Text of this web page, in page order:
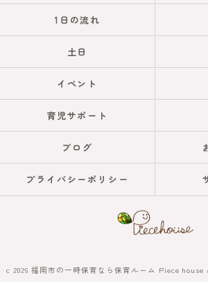
1日の流れ
土日
イベント
育児サポート
ブログ
プライバシーポリシー
c 2026 福岡市の一時保育なら保育ルーム Piece house